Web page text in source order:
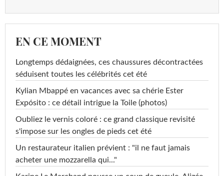
EN CE MOMENT
Longtemps dédaignées, ces chaussures décontractées
séduisent toutes les célébrités cet été
Kylian Mbappé en vacances avec sa chérie Ester
Expósito : ce détail intrigue la Toile (photos)
Oubliez le vernis coloré : ce grand classique revisité
s'impose sur les ongles de pieds cet été
Un restaurateur italien prévient : "il ne faut jamais
acheter une mozzarella qui..."